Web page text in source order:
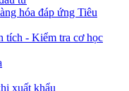
hóa đáp ứng Tiêu
tích - Kiểm tra cơ học
xuất khẩu